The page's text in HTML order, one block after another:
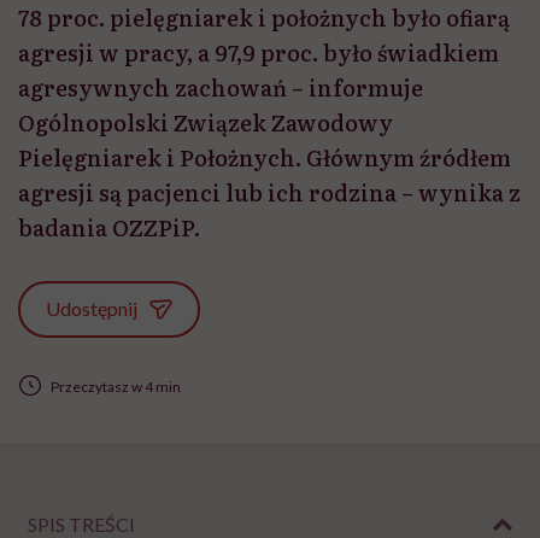
78 proc. pielęgniarek i położnych było ofiarą
agresji w pracy, a 97,9 proc. było świadkiem
agresywnych zachowań – informuje
Ogólnopolski Związek Zawodowy
Pielęgniarek i Położnych. Głównym źródłem
agresji są pacjenci lub ich rodzina – wynika z
badania OZZPiP.
Udostępnij
Przeczytasz w 4 min
SPIS TREŚCI